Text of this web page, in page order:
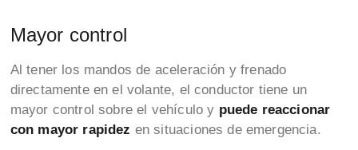
Mayor control
Al tener los mandos de aceleración y frenado
directamente en el volante, el conductor tiene un
mayor control sobre el vehículo y puede reaccionar
con mayor rapidez en situaciones de emergencia.